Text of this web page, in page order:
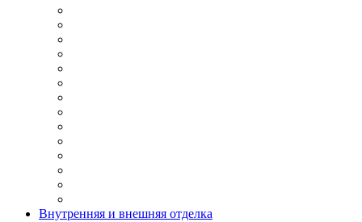
Внутренняя и внешняя отделка